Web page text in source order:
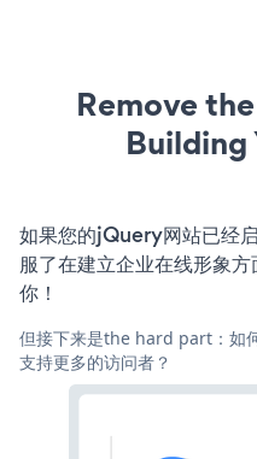
Remove
Building
如果您的jQuery网站已经
服了在建立企业在线形象
你！
但接下来是the hard part：如
支持更多的访问者？